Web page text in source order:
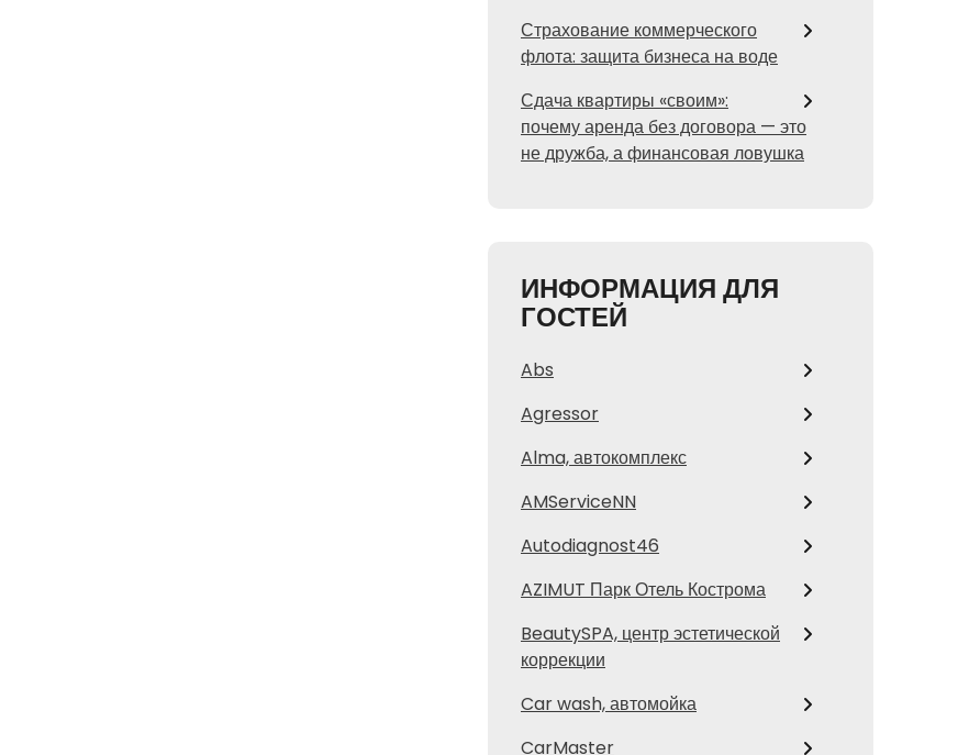
Страхование коммерческого
флота: защита бизнеса на воде
Сдача квартиры «своим»:
почему аренда без договора — это
не дружба, а финансовая ловушка
ИНФОРМАЦИЯ ДЛЯ
ГОСТЕЙ
Abs
Agressor
Alma, автокомплекс
AMServiceNN
Autodiagnost46
AZIMUT Парк Отель Кострома
BeautySPA, центр эстетической
коррекции
Car wash, автомойка
CarMaster